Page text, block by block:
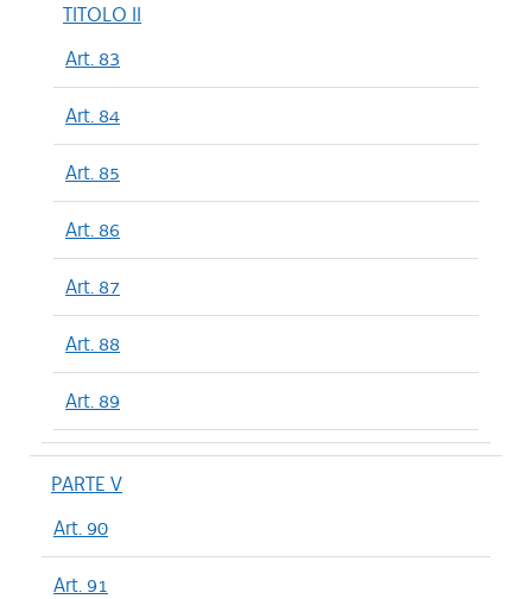
TITOLO II
Art. 83
Art. 84
Art. 85
Art. 86
Art. 87
Art. 88
Art. 89
PARTE V
Art. 90
Art. 91